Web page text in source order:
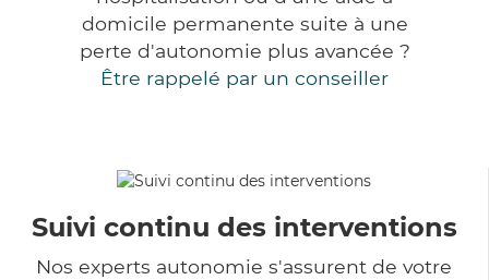
domicile permanente suite à une
perte d'autonomie plus avancée ?
Être rappelé par un conseiller
Suivi continu des interventions
Nos experts autonomie s'assurent de votre